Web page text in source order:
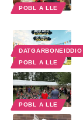
POBL A LLE
POBL A LLE
POBL A LLE